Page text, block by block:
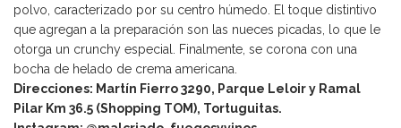
polvo, caracterizado por su centro húmedo. El toque distintivo
que agregan a la preparación son las nueces picadas, lo que le
otorga un crunchy especial. Finalmente, se corona con una
bocha de helado de crema americana.
Direcciones: Martín Fierro 3290, Parque Leloir y Ramal
Pilar Km 36.5 (Shopping TOM), Tortuguitas.